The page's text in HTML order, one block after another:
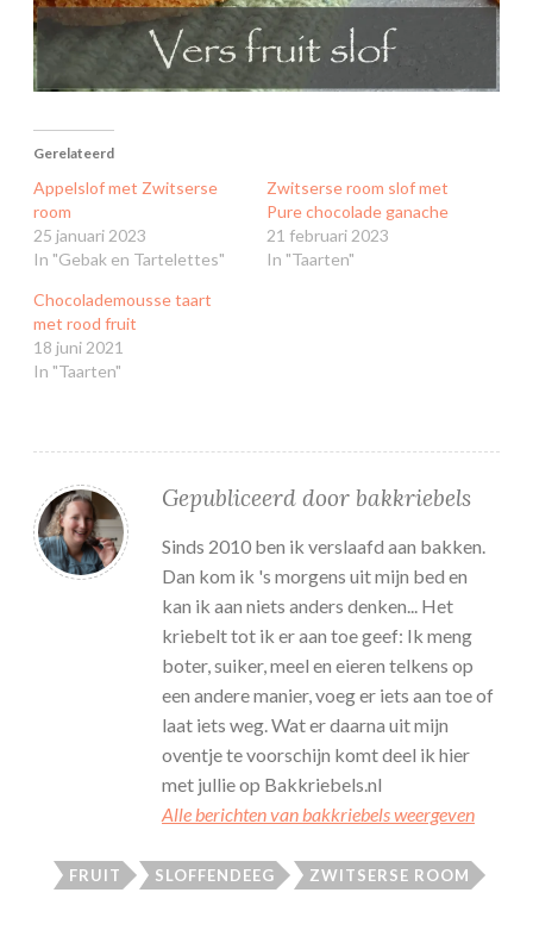
Gerelateerd
Appelslof met Zwitserse
room
25 januari 2023
In "Gebak en Tartelettes"
Zwitserse room slof met
Pure chocolade ganache
21 februari 2023
In "Taarten"
Chocolademousse taart
met rood fruit
18 juni 2021
In "Taarten"
Gepubliceerd door bakkriebels
Sinds 2010 ben ik verslaafd aan bakken.
Dan kom ik 's morgens uit mijn bed en
kan ik aan niets anders denken... Het
kriebelt tot ik er aan toe geef: Ik meng
boter, suiker, meel en eieren telkens op
een andere manier, voeg er iets aan toe of
laat iets weg. Wat er daarna uit mijn
oventje te voorschijn komt deel ik hier
met jullie op Bakkriebels.nl
Alle berichten van bakkriebels weergeven
FRUIT SLOFFENDEEG ZWITSERSE ROOM